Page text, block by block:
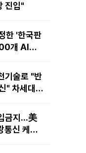
진입"
한 '한국판
개 AI모
기술로 "반
" 차세대
금지...美
통신 케이